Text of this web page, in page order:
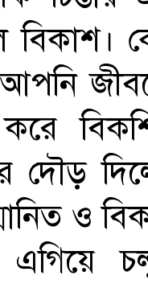
বিকাশ।
দৌড়
ও